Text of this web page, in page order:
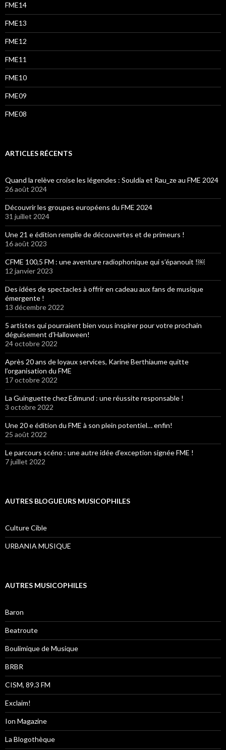
FME14
FME13
FME12
FME11
FME10
FME09
FME08
ARTICLES RÉCENTS
Quand la relève croise les légendes : Souldia et Rau_ze au FME 2024
26 août 2024
Découvrir les groupes européens du FME 2024
31 juillet 2024
Une 21 e édition remplie de découvertes et de primeurs !
16 août 2023
CFME 100,5 FM : une aventure radiophonique qui s’épanouit !￼
12 janvier 2023
Des idées de spectacles à offrir en cadeau aux fans de musique
émergente !
13 décembre 2022
5 artistes qui pourraient bien vous inspirer pour votre prochain
déguisement d’Halloween!
24 octobre 2022
Après 20 ans de loyaux services, Karine Berthiaume quitte
l’organisation du FME
17 octobre 2022
La Guinguette chez Edmund : une réussite responsable !
3 octobre 2022
Une 20 e édition du FME à son plein potentiel… enfin!
25 août 2022
Le parcours scéno : une autre idée d’exception signée FME !
7 juillet 2022
AUTRES BLOGUEURS MUSICOPHILES
Culture Cible
URBANIA MUSIQUE
AUTRES MUSICOPHILES
Baron
Beatroute
Boulimique de Musique
BRBR
CISM, 89.3 FM
Exclaim!
Ion Magazine
La Blogothèque